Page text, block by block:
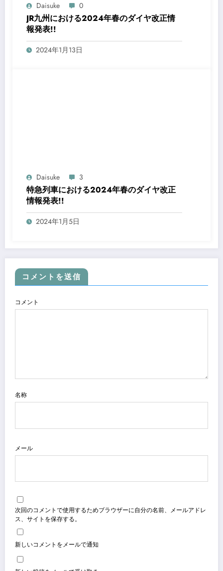
Daisuke 0
JR九州における2024年春のダイヤ改正情
報発表!!
2024年1月13日
Daisuke 3
特急列車における2024年春のダイヤ改正
情報発表!!
2024年1月5日
コメントを送信
コメント
名称
メール
次回のコメントで使用するためブラウザーに自分の名前、メールアドレ
ス、サイトを保存する。
新しいコメントをメールで通知